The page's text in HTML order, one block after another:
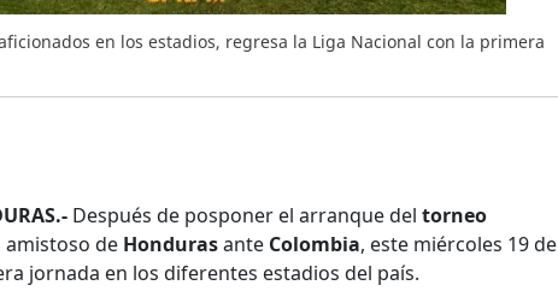
en los estadios, regresa la Liga Nacional con la primera
Después de posponer el arranque del torneo
amistoso de Hondurasante Colombia, este miércoles 19 de
jornada en los diferentes estadios del país.